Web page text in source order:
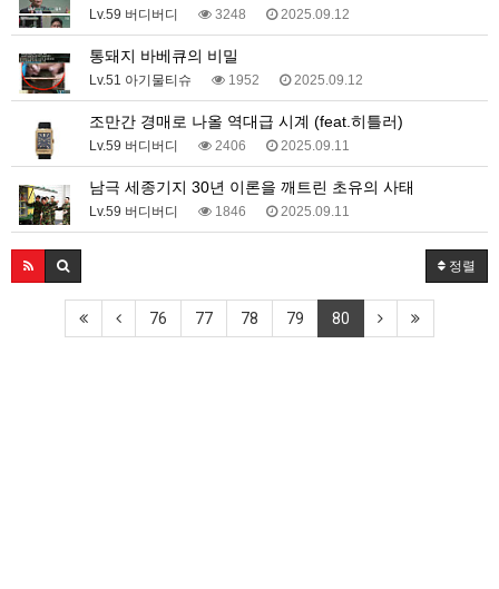
Lv.59 버디버디 3248 2025.09.12
통돼지 바베큐의 비밀
Lv.51 아기물티슈 1952 2025.09.12
조만간 경매로 나올 역대급 시계 (feat.히틀러)
Lv.59 버디버디 2406 2025.09.11
남극 세종기지 30년 이론을 깨트린 초유의 사태
Lv.59 버디버디 1846 2025.09.11
정렬
76 77 78 79 80